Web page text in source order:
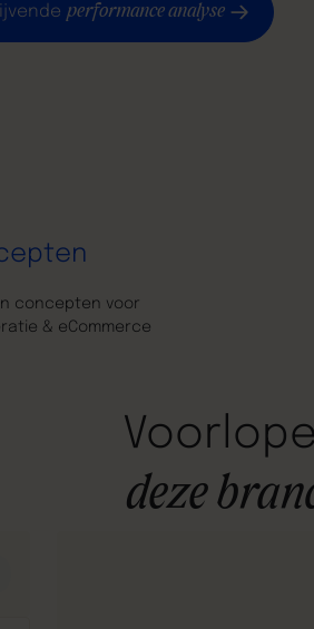
performance analyse
concepten voor
& eCommerce
deze